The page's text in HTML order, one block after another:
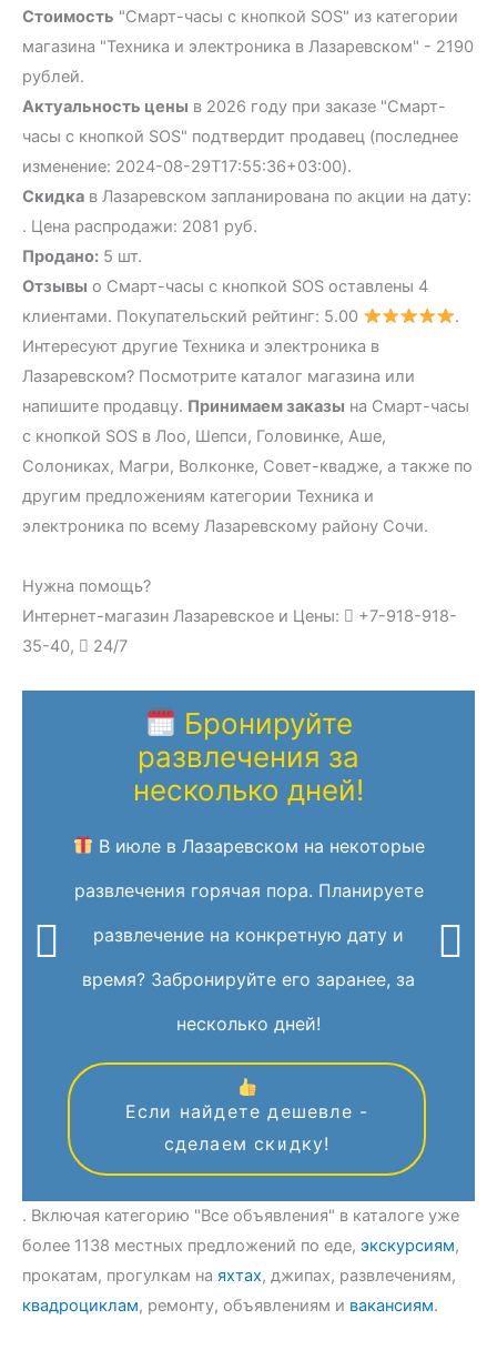
Стоимость "Смарт-часы с кнопкой SOS" из категории
магазина "Техника и электроника в Лазаревском" - 2190
рублей.
Актуальность цены в 2026 году при заказе "Смарт-
часы с кнопкой SOS" подтвердит продавец (последнее
изменение: 2024-08-29T17:55:36+03:00).
Скидка в Лазаревском запланирована по акции на дату:
. Цена распродажи: 2081 руб.
Продано: 5 шт.
Отзывы о Смарт-часы с кнопкой SOS оставлены 4
клиентами. Покупательский рейтинг: 5.00
.
Интересуют другие Техника и электроника в
Лазаревском? Посмотрите каталог магазина или
напишите продавцу. Принимаем заказы на Смарт-часы
с кнопкой SOS в Лоо, Шепси, Головинке, Аше,
Солониках, Магри, Волконке, Совет-квадже, а также по
другим предложениям категории Техника и
электроника по всему Лазаревскому району Сочи.
Нужна помощь?
Интернет-магазин Лазаревское и Цены:
+7-918-918-
35-40,
24/7
Бронируйте
развлечения за
несколько дней!
В июле в Лазаревском на некоторые
развлечения горячая пора. Планируете
развлечение на конкретную дату и
время? Забронируйте его заранее, за
несколько дней!
Если найдете дешевле -
сделаем скидку!
. Включая категорию "Все объявления" в каталоге уже
более 1138 местных предложений по еде, экскурсиям,
прокатам, прогулкам на яхтах, джипах, развлечениям,
квадроциклам, ремонту, объявлениям и вакансиям.